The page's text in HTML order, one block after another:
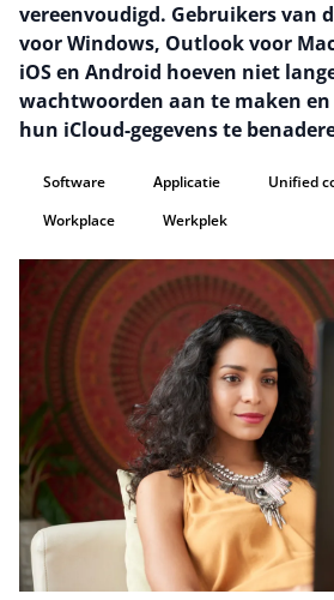
vereenvoudigd. Gebruikers van
voor Windows, Outlook voor
iOS en Android hoeven niet
wachtwoorden aan te maken
hun iCloud-gegevens te
Software Applicatie
Unified
Workplace
Werkplek